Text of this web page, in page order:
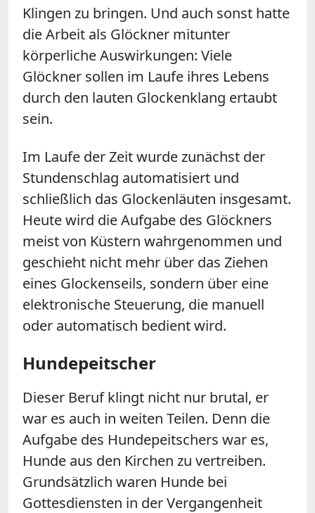
Klingen zu bringen. Und auch sonst hatte
die Arbeit als Glöckner mitunter
körperliche Auswirkungen: Viele
Glöckner sollen im Laufe ihres Lebens
durch den lauten Glockenklang ertaubt
sein.
Im Laufe der Zeit wurde zunächst der
Stundenschlag automatisiert und
schließlich das Glockenläuten insgesamt.
Heute wird die Aufgabe des Glöckners
meist von Küstern wahrgenommen und
geschieht nicht mehr über das Ziehen
eines Glockenseils, sondern über eine
elektronische Steuerung, die manuell
oder automatisch bedient wird.
Hundepeitscher
Dieser Beruf klingt nicht nur brutal, er
war es auch in weiten Teilen. Denn die
Aufgabe des Hundepeitschers war es,
Hunde aus den Kirchen zu vertreiben.
Grundsätzlich waren Hunde bei
Gottesdiensten in der Vergangenheit